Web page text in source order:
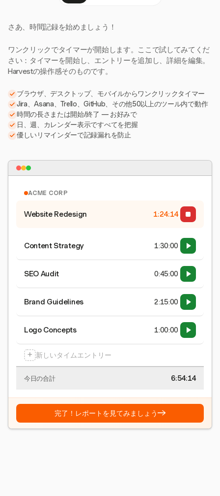
さあ、時間記録を始めましょう！
ワンクリックでタイマーが開始します。ここで試してみてくだ
さい：タイマーを開始し、エントリーを追加し、詳細を編集。
Harvestの操作感そのものです。
ブラウザ、デスクトップ、モバイルからワンクリックタイマー
Jira、Asana、Trello、GitHub、その他50以上のツール内で動作
時間の長さまたは開始/終了 — お好みで
日、週、カレンダー表示ですべてを把握
優しいリマインダーで記録漏れを防止
ACME CORP
Website Redesign 1:24:15
Content Strategy 1:30:00
SEO Audit 0:45:00
Brand Guidelines 2:15:00
Logo Concepts 1:00:00
+ 新しいタイムエントリー
今日の合計 6:54:15
完了！レポートを見てみましょう→